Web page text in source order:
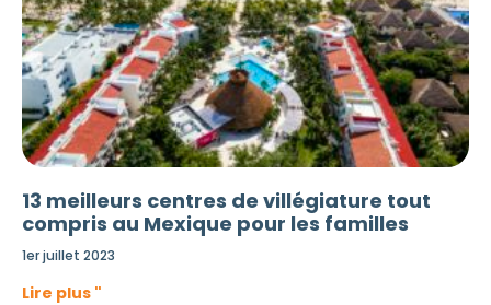
13 meilleurs centres de villégiature tout
compris au Mexique pour les familles
1er juillet 2023
Lire plus "